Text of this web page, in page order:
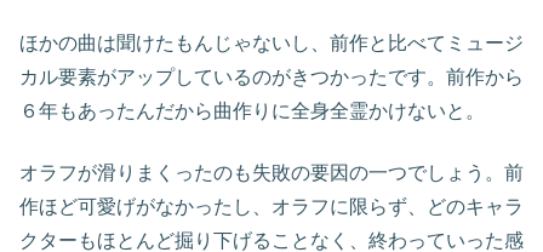
ほかの曲は聞けたもんじゃないし、前作と比べてミュージ
カル要素がアップしているのがきつかったです。前作から
６年もあったんだから曲作りに全身全霊かけないと。
オラフが滑りまくったのも失敗の要因の一つでしょう。前
作ほど可愛げがなかったし、オラフに限らず、どのキャラ
クターもほとんど掘り下げることなく、終わっていった感